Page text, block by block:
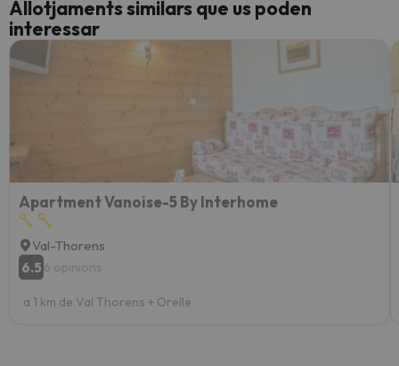
Allotjaments similars que us poden
interessar
Apartment Vanoise-5 By Interhome
Val-Thorens
6.5 6 opinions
a 1 km de Val Thorens + Orelle